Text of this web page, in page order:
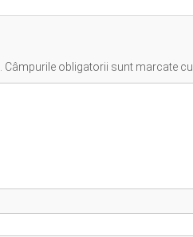
Câmpurile obligatorii sunt marcate cu